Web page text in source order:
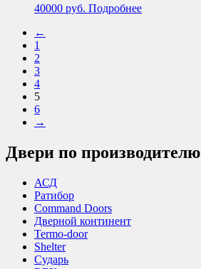
40000 руб. Подробнее
←
1
2
3
4
5
6
→
Двери по производителю
АСД
Ратибор
Command Doors
Дверной континент
Termo-door
Shelter
Сударь